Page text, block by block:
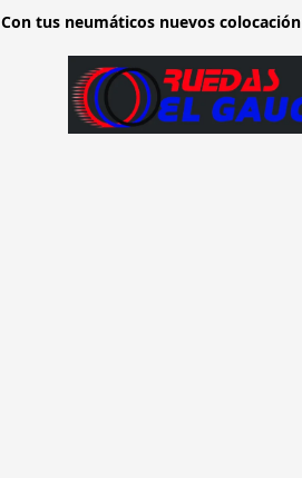
Con tus neumáticos nuevos